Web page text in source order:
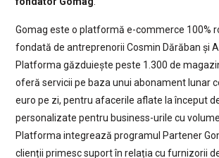
Gomag este o platformă e-commerce 100%
fondată de antreprenorii Cosmin Dărăban și
Platforma găzduiește peste 1.300 de
oferă servicii pe baza unui abonament lunar
euro pe zi, pentru afacerile aflate la început
personalizate pentru business-urile cu
Platforma integrează programul Partener
clienții primesc suport în relația cu furnizorii